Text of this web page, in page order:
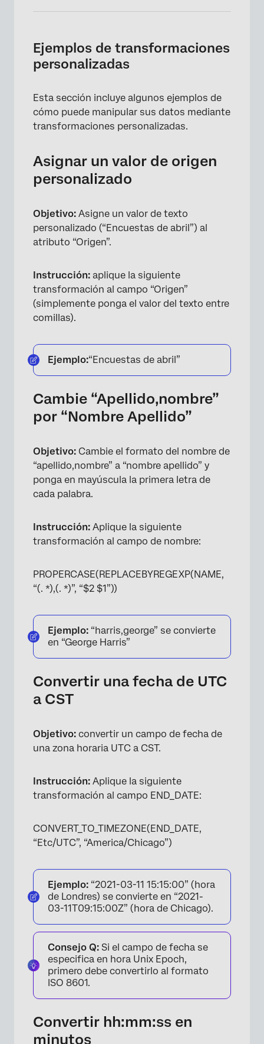
Ejemplos de transformaciones
personalizadas
Esta sección incluye algunos ejemplos de
cómo puede manipular sus datos mediante
transformaciones personalizadas.
Asignar un valor de origen
personalizado
Objetivo: Asigne un valor de texto
personalizado (“Encuestas de abril”) al
atributo “Origen”.
Instrucción: aplique la siguiente
transformación al campo “Origen”
(simplemente ponga el valor del texto entre
comillas).
Ejemplo:“Encuestas de abril”
Cambie “Apellido,nombre”
por “Nombre Apellido”
Objetivo: Cambie el formato del nombre de
“apellido,nombre” a “nombre apellido” y
ponga en mayúscula la primera letra de
cada palabra.
Instrucción: Aplique la siguiente
transformación al campo de nombre:
PROPERCASE(REPLACEBYREGEXP(NAME,
“(. *),(. *)”, “$2 $1”))
Ejemplo: “harris,george” se convierte
en “George Harris”
Convertir una fecha de UTC
a CST
Objetivo: convertir un campo de fecha de
una zona horaria UTC a CST.
Instrucción: Aplique la siguiente
transformación al campo END_DATE:
CONVERT_TO_TIMEZONE(END_DATE,
“Etc/UTC”, “America/Chicago”)
Ejemplo: “2021-03-11 15:15:00” (hora
de Londres) se convierte en “2021-
03-11T09:15:00Z” (hora de Chicago).
Consejo Q: Si el campo de fecha se
especifica en hora Unix Epoch,
primero debe convertirlo al formato
ISO 8601.
Convertir hh:mm:ss en
minutos